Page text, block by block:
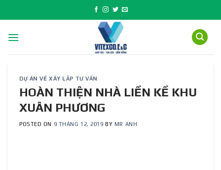
to
DỰ ÁN VỀ XÂY LẮP TƯ VẤN
HOÀN THIỆN NHÀ LIỀN KỀ KHU
XUÂN PHƯƠNG
POSTED ON 9 THÁNG 12, 2019 BY MR ANH